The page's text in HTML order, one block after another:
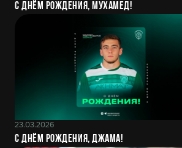
С днём рождения, Мухамед!
23.03.2026
С днём рождения, Джама!